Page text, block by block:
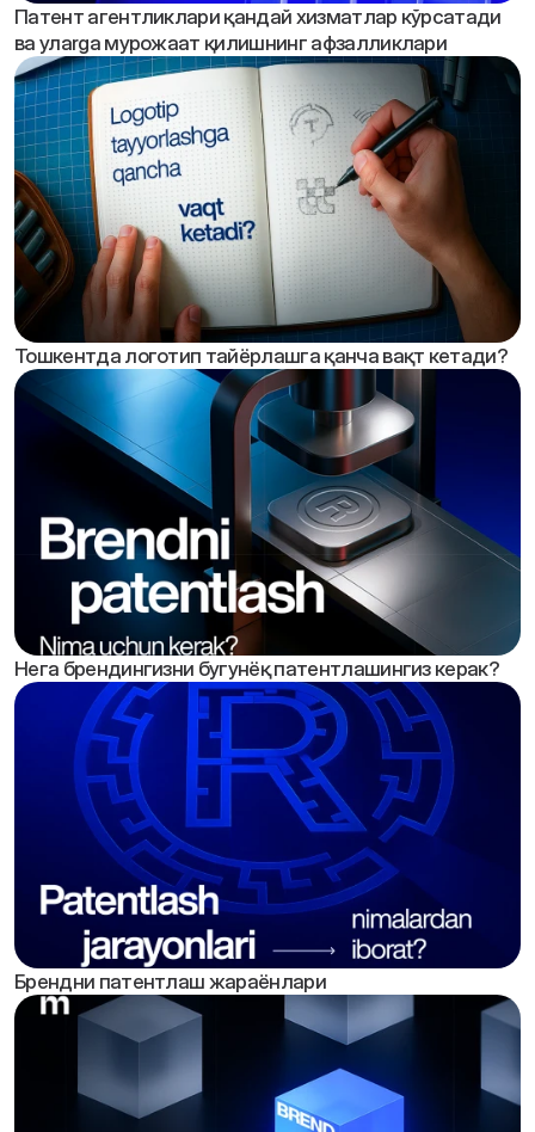
Патент агентликлари қандай хизматлар кўрсатади
ва улarga мурожаат қилишнинг афзалликлари
Тошкентда логотип тайёрлашга қанча вақт кетади?
Нега брендингизни бугунёқ патентлашингиз керак?
Брендни патентлаш жараёнлари